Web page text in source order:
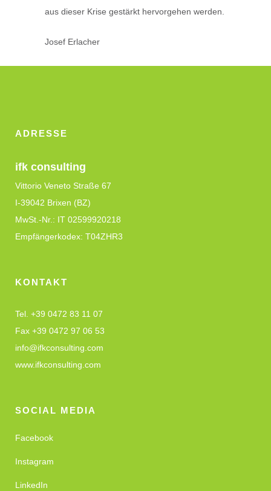
aus dieser Krise gestärkt hervorgehen werden.
Josef Erlacher
ADRESSE
ifk consulting
Vittorio Veneto Straße 67
I-39042 Brixen (BZ)
MwSt.-Nr.: IT 02599920218
Empfängerkodex: T04ZHR3
KONTAKT
Tel. +39 0472 83 11 07
Fax +39 0472 97 06 53
info@ifkconsulting.com
www.ifkconsulting.com
SOCIAL MEDIA
Facebook
Instagram
LinkedIn